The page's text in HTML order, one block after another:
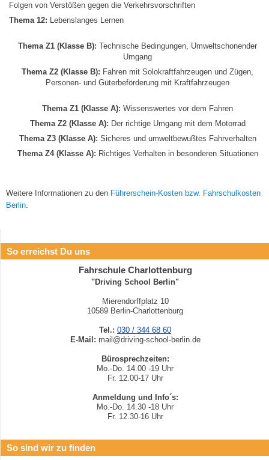
Folgen von Verstößen gegen die Verkehrsvorschriften
Thema 12: Lebenslanges Lernen
Thema Z1 (Klasse B): Technische Bedingungen, Umweltschonender
Umgang
Thema Z2 (Klasse B): Fahren mit Solokraftfahrzeugen und Zügen,
Personen- und Güterbeförderung mit Kraftfahrzeugen
Thema Z1 (Klasse A): Wissenswertes vor dem Fahren
Thema Z2 (Klasse A): Der richtige Umgang mit dem Motorrad
Thema Z3 (Klasse A): Sicheres und umweltbewußtes Fahrverhalten
Thema Z4 (Klasse A): Richtiges Verhalten in besonderen Situationen
Weitere Informationen zu den Führerschein-Kosten bzw. Fahrschulkosten
Berlin.
So erreichst Du uns
Fahrschule Charlottenburg
"Driving School Berlin"
Mierendorffplatz 10
10589 Berlin-Charlottenburg
Tel.: 030 / 344 68 60
E-Mail: mail@driving-school-berlin.de
Bürosprechzeiten:
Mo.-Do. 14.00 -19 Uhr
Fr. 12.00-17 Uhr
Anmeldung und Info´s:
Mo.-Do. 14.30 -18 Uhr
Fr. 12.30-16 Uhr
So sind wir zu finden